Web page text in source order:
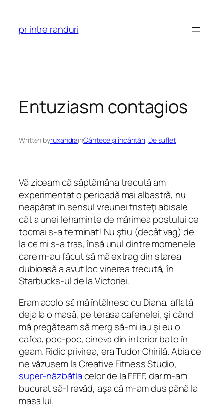
content
pr intre randuri
Entuziasm contagios
Written byruxandrainCântece şi încântări, De suflet
Vă ziceam că săptămâna trecută am
experimentat o perioadă mai albastră, nu
neapărat în sensul vreunei tristeţi abisale
cât a unei lehaminte de mărimea postului ce
tocmai s-a terminat! Nu ştiu (decât vag) de
la ce mi s-a tras, însă unul dintre momenele
care m-au făcut să mă extrag din starea
dubioasă a avut loc vinerea trecută, în
Starbucks-ul de la Victoriei.
Eram acolo să mă întâlnesc cu Diana, aflată
deja la o masă, pe terasa cafenelei, şi când
mă pregăteam să merg să-mi iau şi eu o
cafea, poc-poc, cineva din interior bate în
geam. Ridic privirea, era Tudor Chirilă. Abia ce
ne văzusem la Creative Fitness Studio,
super-năzbâtiacelor de la FFFF, dar m-am
bucurat să-l revăd, aşa că m-am dus până la
masa lui.